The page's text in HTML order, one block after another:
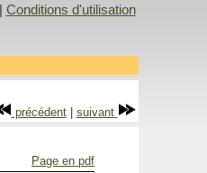
Conditions d'utilisation
précédent| suivant
Page en pdf